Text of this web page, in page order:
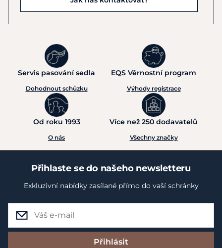
Servis pasování sedla
Dohodnout schůzku
EQS Věrnostní program
Výhody registrace
Od roku 1993
O nás
Více než 250 dodavatelů
Všechny značky
Přihlaste se do našeho newsletteru
Exkluzivní nabídky zasílané přímo do vaší schránky
Přihlásit